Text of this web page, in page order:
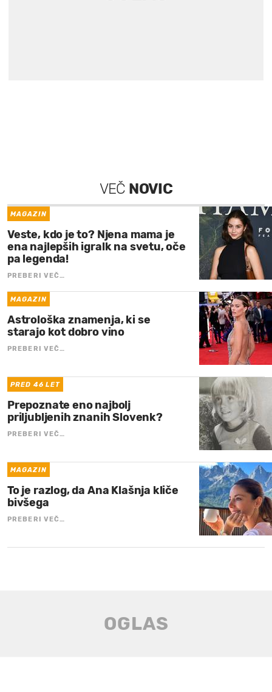
VEČ NOVIC
MAGAZIN
Veste, kdo je to? Njena mama je
ena najlepših igralk na svetu, oče
pa legenda!
PREBERI VEČ…
MAGAZIN
Astrološka znamenja, ki se
starajo kot dobro vino
PREBERI VEČ…
PRED 46 LET
Prepoznate eno najbolj
priljubljenih znanih Slovenk?
PREBERI VEČ…
MAGAZIN
To je razlog, da Ana Klašnja kliče
bivšega
PREBERI VEČ…